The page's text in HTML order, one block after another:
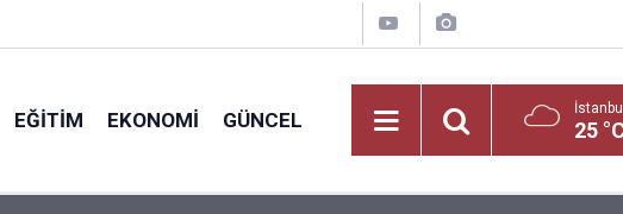
EĞITIM EKONOMI GÜNCEL 25